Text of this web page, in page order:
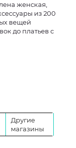
женская,
из 200
вещей
до платьев с
Другие
магазины